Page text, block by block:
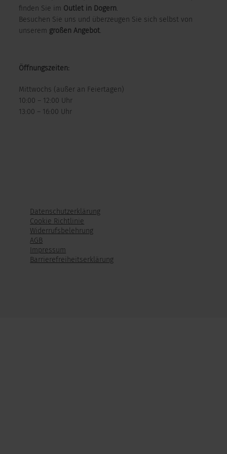
finden Sie im Outlet in Dogern.
Besuchen Sie uns und überzeugen Sie sich selbst von
unserem großen Angebot.
Öffnungszeiten:
Mittwochs (außer an Feiertagen)
10:00 – 12:00 Uhr
13:00 – 16:00 Uhr
Datenschutzerklärung
Cookie Richtlinie
Widerrufsbelehrung
AGB
Impressum
Barrierefreiheitserklärung